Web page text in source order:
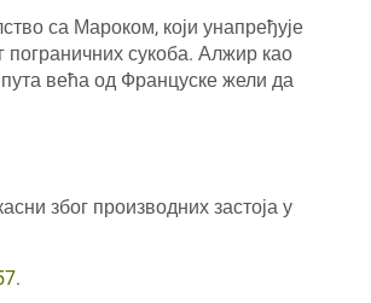
са Мароком, који унапређује
пограничних сукоба. Алжир као
већа од Француске жели да
због производних застоја у
.